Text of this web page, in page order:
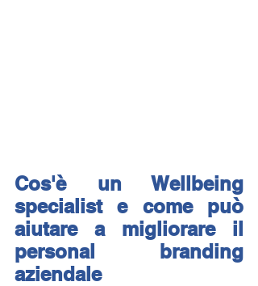
Cos'è un Wellbeing
specialist e come può
aiutare a migliorare il
personal branding
aziendale